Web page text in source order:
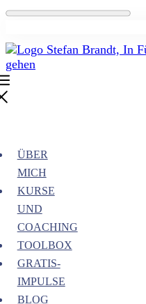
ÜBER
MICH
KURSE
UND
COACHING
TOOLBOX
GRATIS-
IMPULSE
BLOG